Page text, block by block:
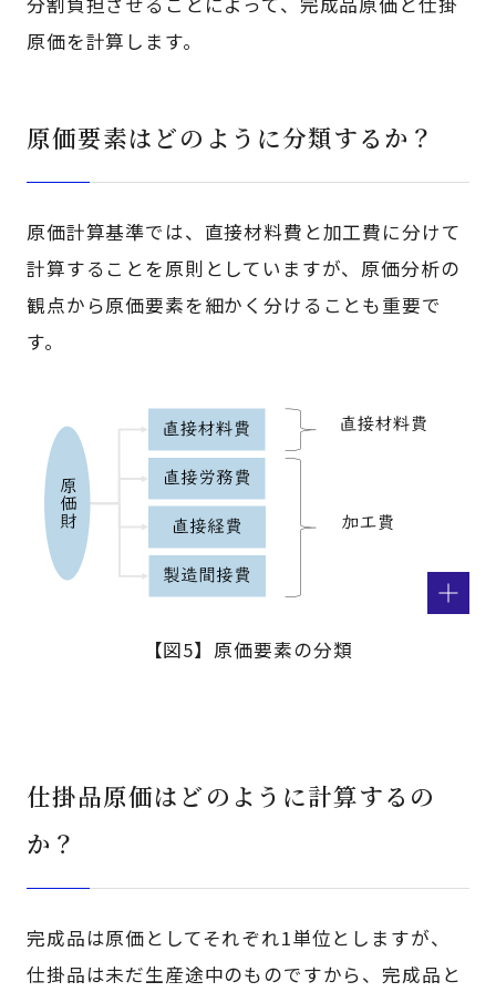
原価を計算します。
原価要素はどのように分類するか？
原価計算基準では、直接材料費と加工費に分けて
計算することを原則としていますが、原価分析の
観点から原価要素を細かく分けることも重要で
す。
【図5】原価要素の分類
仕掛品原価はどのように計算するの
か？
完成品は原価としてそれぞれ1単位としますが、
仕掛品は未だ生産途中のものですから、完成品と